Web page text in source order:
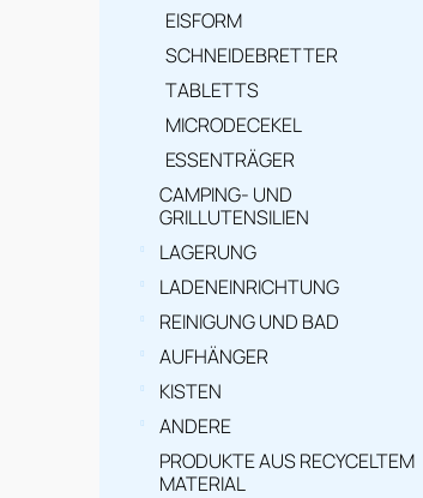
EISFORM
SCHNEIDEBRETTER
TABLETTS
MICRODECEKEL
ESSENTRÄGER
CAMPING- UND
GRILLUTENSILIEN
LAGERUNG
LADENEINRICHTUNG
REINIGUNG UND BAD
AUFHÄNGER
KISTEN
ANDERE
PRODUKTE AUS RECYCELTEM
MATERIAL